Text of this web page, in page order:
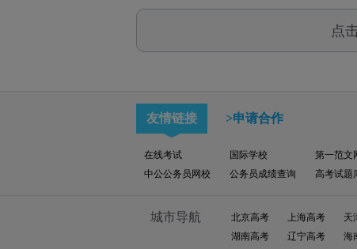
点
友情链接 >申请合作
在线考试 国际学校 第一范文
中公公务员网校
公务员成绩查询 高考试题
城市导航 北京高考 上海高考 天
湖南高考
辽宁高考 海